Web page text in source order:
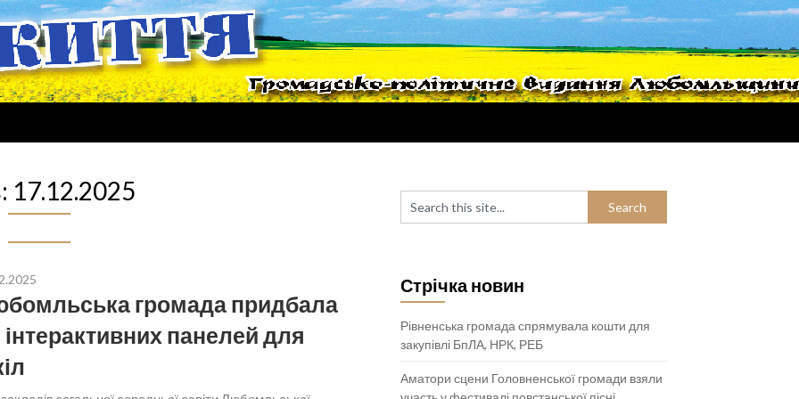
17.12.2025
громада придбала
інтерактивних панелей для
Стрічка новин
Рівненська громада спрямувала кошти для
закупівлі БпЛА, НРК, РЕБ
Аматори сцени Головненської громади взяли